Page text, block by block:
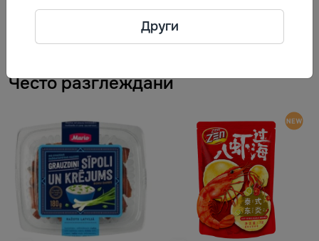
Адрес: 108811, г. Москва, п.
Московский, Киевское шоссе, 22-
й км, домовл. 6, стр. 1
Често разглеждани
Други